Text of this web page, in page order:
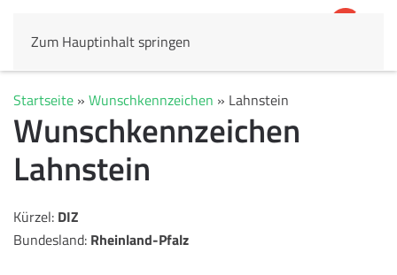
Zum Hauptinhalt springen
Startseite » Wunschkennzeichen » Lahnstein
Wunschkennzeichen
Lahnstein
Kürzel: DIZ
Bundesland: Rheinland-Pfalz